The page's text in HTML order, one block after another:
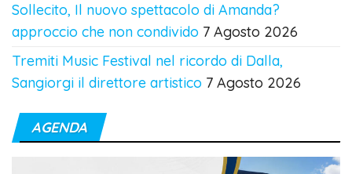
Sollecito, Il nuovo spettacolo di Amanda?
approccio che non condivido 7 Agosto 2026
Tremiti Music Festival nel ricordo di Dalla,
Sangiorgi il direttore artistico 7 Agosto 2026
AGENDA